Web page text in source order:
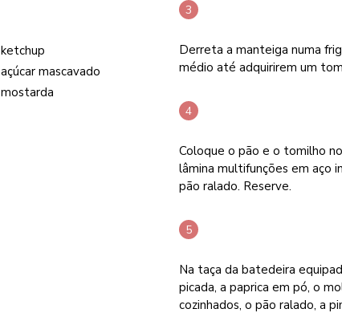
ketchup
açúcar mascavado
mostarda
Derreta a manteiga numa
médio até adquirirem um
Coloque o pão e o tomilho
lâmina multifunções em aço
pão ralado. Reserve.
Na taça da batedeira
picada, a paprica em pó, o
cozinhados, o pão ralado, a